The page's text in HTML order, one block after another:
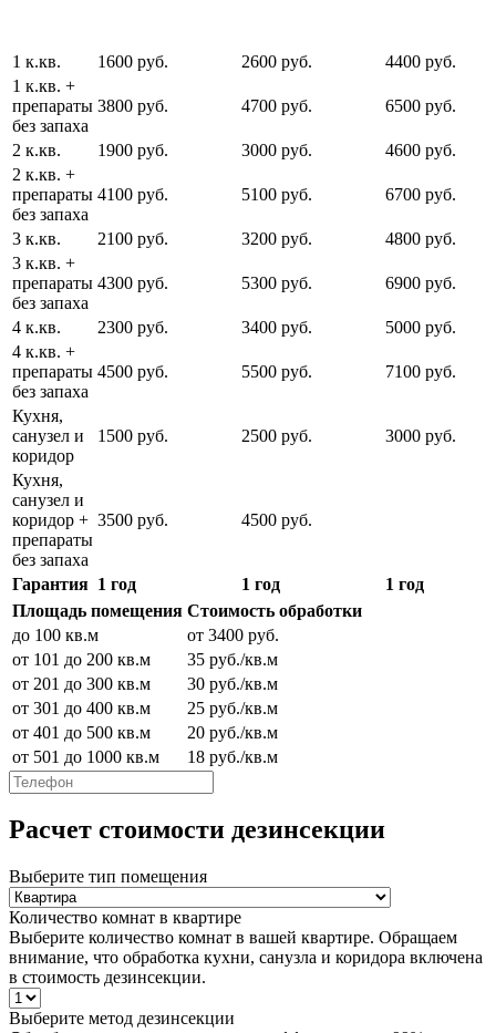
1 к.кв. 1600 руб. 2600 руб.
4400 руб.
1 к.кв. +
препараты
без запаха
3800 руб. 4700 руб. 6500 руб.
2 к.кв. 1900 руб. 3000 руб.
4600 руб.
2 к.кв. +
препараты
без запаха
4100 руб. 5100 руб. 6700 руб.
3 к.кв. 2100 руб. 3200 руб.
4800 руб.
3 к.кв. +
препараты
без запаха
4300 руб. 5300 руб. 6900 руб.
4 к.кв. 2300 руб. 3400 руб.
5000 руб.
4 к.кв. +
препараты
без запаха
4500 руб. 5500 руб. 7100 руб.
Кухня,
санузел и
коридор
1500 руб. 2500 руб. 3000 руб.
Кухня,
санузел и
коридор +
препараты
без запаха
3500 руб. 4500 руб.
Гарантия 1 год 1 год
1 год
Площадь помещения Стоимость обработки
до 100 кв.м
от 3400 руб.
от 101 до 200 кв.м
35 руб./кв.м
от 201 до 300 кв.м
30 руб./кв.м
от 301 до 400 кв.м
25 руб./кв.м
от 401 до 500 кв.м
20 руб./кв.м
от 501 до 1000 кв.м
18 руб./кв.м
Расчет стоимости дезинсекции
Выберите тип помещения
Количество комнат в квартире
Выберите количество комнат в вашей квартире. Обращаем
внимание, что обработка кухни, санузла и коридора включена
в стоимость дезинсекции.
Выберите метод дезинсекции